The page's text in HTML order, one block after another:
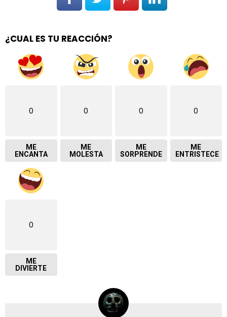
¿CUAL ES TU REACCIÓN?
0
ME
ENCANTA
0
ME
MOLESTA
0
ME
SORPRENDE
0
ME
ENTRISTECE
0
ME
DIVIERTE